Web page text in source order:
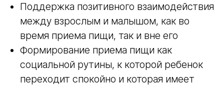
Поддержка позитивного взаимодействия
между взрослым и малышом, как во
время приема пищи, так и вне его
Формирование приема пищи как
социальной рутины, к которой ребенок
переходит спокойно и которая имеет